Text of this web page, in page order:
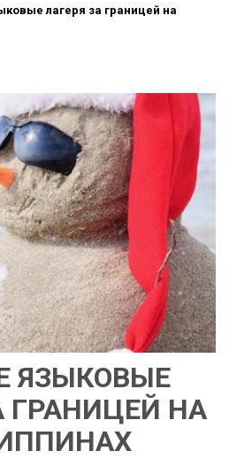
лагеря за границей на
ЯЗЫКОВЫЕ
ГРАНИЦЕЙ НА